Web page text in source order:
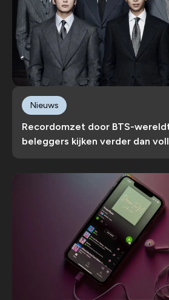
Recordomzet door BTS-
beleggers kijken verder dan
Nieuws